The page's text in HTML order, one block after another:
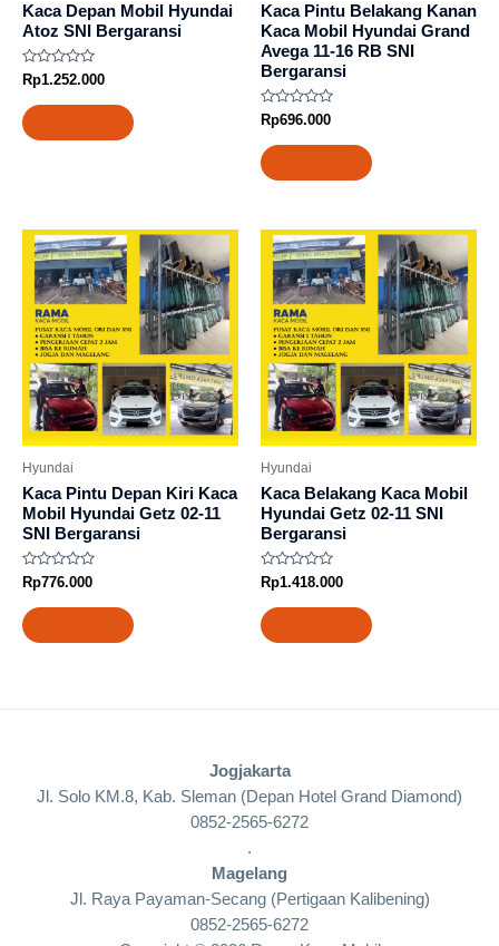
Kaca Depan Mobil Hyundai
Atoz SNI Bergaransi
Rated
0
out
of
5
Rp1.252.000
Kaca Pintu Belakang Kanan
Kaca Mobil Hyundai Grand
Avega 11-16 RB SNI
Bergaransi
Rated
0
out
of
5
Rp696.000
Hyundai
Kaca Pintu Depan Kiri Kaca
Mobil Hyundai Getz 02-11
SNI Bergaransi
Rated
0
out
of
5
Rp776.000
Hyundai
Kaca Belakang Kaca Mobil
Hyundai Getz 02-11 SNI
Bergaransi
Rated
0
out
of
5
Rp1.418.000
Jogjakarta
Jl. Solo KM.8, Kab. Sleman (Depan Hotel Grand Diamond)
0852-2565-6272
.
Magelang
Jl. Raya Payaman-Secang (Pertigaan Kalibening)
0852-2565-6272